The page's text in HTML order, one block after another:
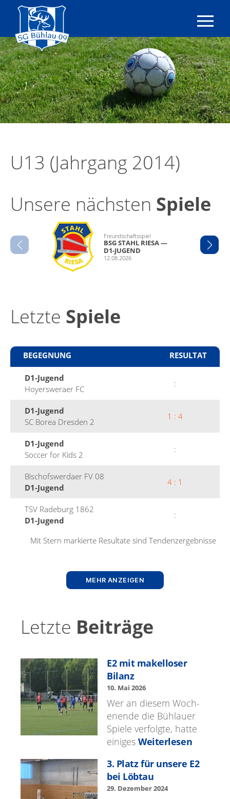
SG
Bühlau
09
e.V.
|
U13 (Jahrgang 2014)
Unsere nächsten Spiele
Fre­und­schaftsspiel
BSG STAHL RIESA —
D1-JUGEND
12.08.2026
Letzte Spiele
BEGEG­NUNG RESUL­TAT
D1-Jugend
Hoy­er­swer­aer FC
:
D1-Jugend
SC Borea Dres­den 2
1 : 4
D1-Jugend
Soc­cer for Kids 2
:
Bischof­swer­daer FV 08
D1-Jugend
4 : 1
TSV Rade­burg 1862
D1-Jugend
:
Mit Stern markierte Resul­tate sind Tendenzergebnisse
MEHR ANZEIGEN
Letzte Beiträge
E2 mit makel­los­er
Bilanz
10. Mai 2026
Wer an diesem Woch­
enende die Büh­lauer
Spiele ver­fol­gte, hat­te
einiges Weiterlesen
3. Platz für unsere E2
bei Löb­tau
29. Dezem­ber 2024